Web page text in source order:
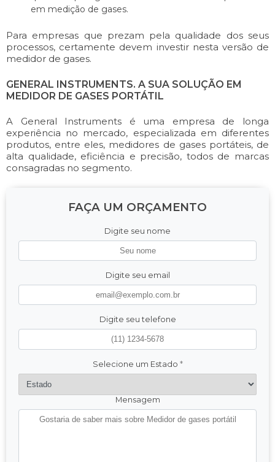
em medição de gases.
Para empresas que prezam pela qualidade dos seus
processos, certamente devem investir nesta versão de
medidor de gases.
GENERAL INSTRUMENTS. A SUA SOLUÇÃO EM
MEDIDOR DE GASES PORTÁTIL
A General Instruments é uma empresa de longa
experiência no mercado, especializada em diferentes
produtos, entre eles, medidores de gases portáteis, de
alta qualidade, eficiência e precisão, todos de marcas
consagradas no segmento.
FAÇA UM ORÇAMENTO
Digite seu nome
Digite seu email
Digite seu telefone
Selecione um Estado *
Mensagem